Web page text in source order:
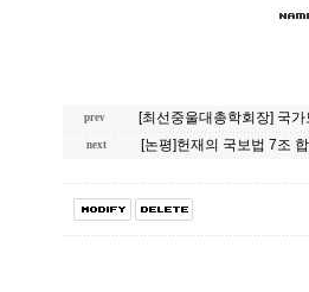
prev [최선중울대총학회장] 국
next [논평]헌재의 국보법 7조